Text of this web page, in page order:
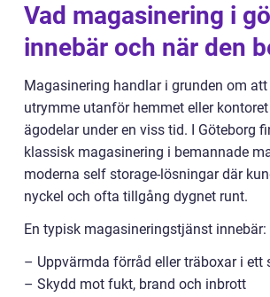
Vad magasinering i
innebär och när den
Magasinering handlar i grunden om
utrymme utanför hemmet eller
ägodelar under en viss tid. I Göteborg
klassisk magasinering i bemannade
moderna self storage-lösningar där
nyckel och ofta tillgång dygnet runt.
En typisk magasineringstjänst innebär:
– Uppvärmda förråd eller träboxar i ett
– Skydd mot fukt, brand och inbrott